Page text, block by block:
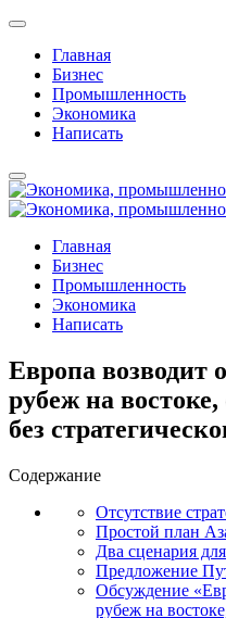
Главная
Бизнес
Промышленность
Экономика
Написать
Главная
Бизнес
Промышленность
Экономика
Написать
Европа возводит
рубеж на
без
Содержание
Отсутствие
Простой план
Два сценария
Предложение
Обсуждение
рубеж на